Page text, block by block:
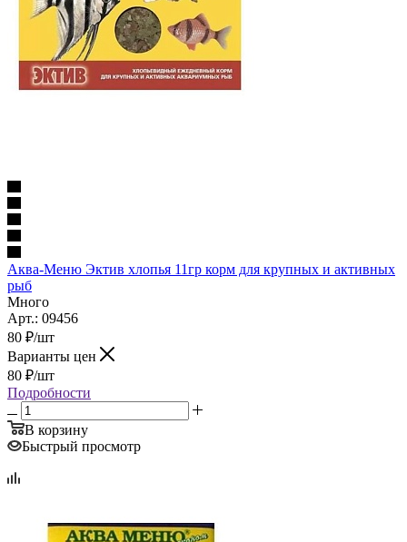
Аква-Меню Эктив хлопья 11гр корм для крупных и активных
рыб
Много
Арт.: 09456
80 ₽/шт
Варианты цен
80 ₽/шт
Подробности
В корзину
Быстрый просмотр